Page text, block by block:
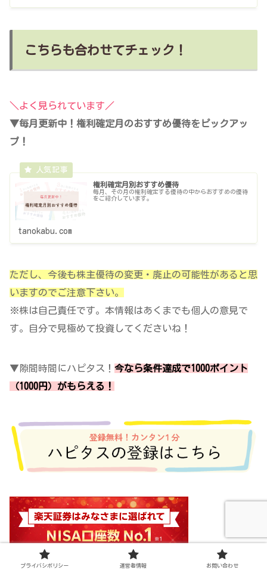
こちらも合わせてチェック！
＼よく見られています／
▼毎月更新中！権利確定月のおすすめ優待をピックアッ
プ！
権利確定月別おすすめ優待
毎月、その月の権利確定する優待の中からおすすめの優待
をご紹介しています。
tanokabu.com
ただし、今後も株主優待の変更・廃止の可能性があると思
いますのでご注意下さい。
※株は自己責任です。本情報はあくまでも個人の意見で
す。自分で見極めて投資してくださいね！
▼隙間時間にハピタス！ 今なら条件達成で1000ポイント
（1000円）がもらえる！
プライバシポリシー 運営者情報 お問い合わせ